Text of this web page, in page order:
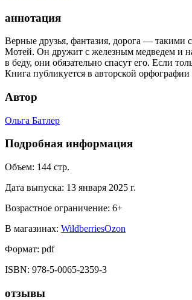
аннотация
Верные друзья, фантазия, дорога — такими
Мотей. Он дружит с железным медведем и
в беду, они обязательно спасут его. Если
Книга публикуется в авторской
Автор
Ольга Батлер
Подробная информация
Объем: 144 стр.
Дата выпуска: 13 января 2025 г.
Возрастное ограничение: 6+
В магазинах: WildberriesOzon
Формат: pdf
ISBN: 978-5-0065-2359-3
отзывы